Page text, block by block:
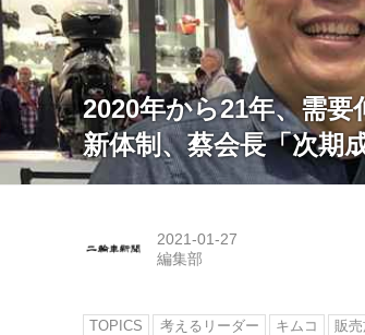
2020年から21年、需要
新体制、蔡会長「次期
2021-01-27
編集部
TOPICS 考えるリーダー キムコ 販